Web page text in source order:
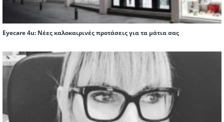
Eyecare 4u: Νέες καλοκαιρινές προτάσεις για τα μάτια σας